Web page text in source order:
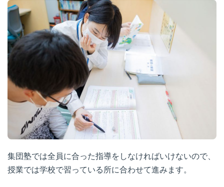
集団塾では全員に合った指導をしなければいけないので、
授業では学校で習っている所に合わせて進みます。